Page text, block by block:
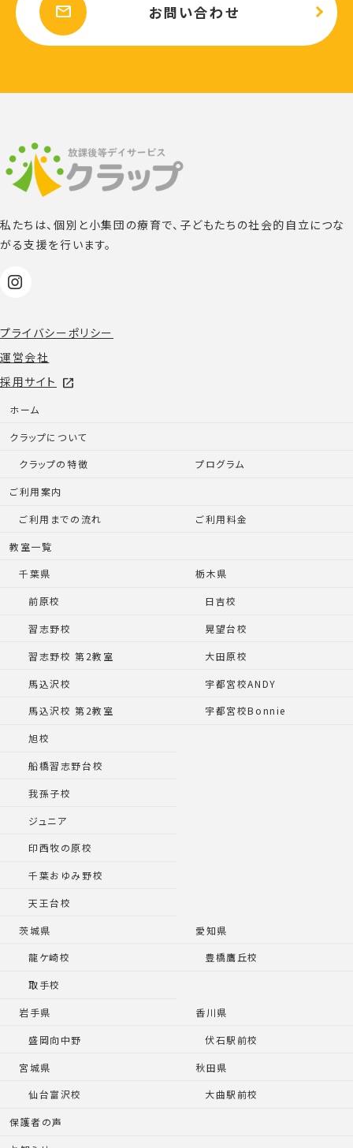
mail お問い合わせ
私たちは、個別と小集団の療育で、子どもたちの社会的自立につな
がる支援を行います。
プライバシーポリシー
運営会社
採用サイト open_in_new
ホーム
クラップについて
クラップの特徴 プログラム
ご利用案内
ご利用までの流れ ご利用料金
教室一覧
千葉県
前原校
習志野校
習志野校 第2教室
馬込沢校
馬込沢校 第2教室
旭校
船橋習志野台校
我孫子校
ジュニア
印西牧の原校
千葉おゆみ野校
天王台校
栃木県
日吉校
晃望台校
大田原校
宇都宮校ANDY
宇都宮校Bonnie
茨城県
龍ケ崎校
取手校
愛知県
豊橋鷹丘校
岩手県
盛岡向中野
香川県
伏石駅前校
宮城県
仙台富沢校
秋田県
大曲駅前校
保護者の声